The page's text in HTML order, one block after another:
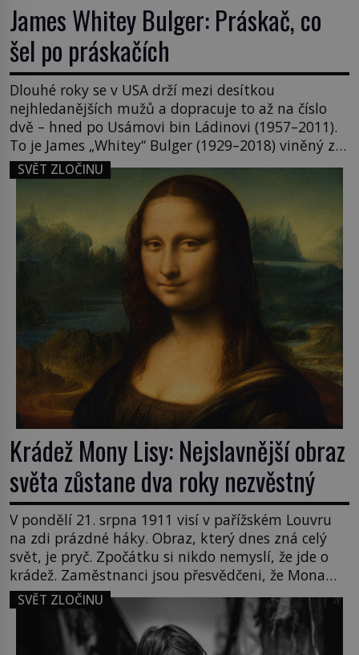
James Whitey Bulger: Práskač, co
šel po práskačích
Dlouhé roky se v USA drží mezi desítkou
nejhledanějších mužů a dopracuje to až na číslo
dvě – hned po Usámovi bin Ládinovi (1957–2011).
To je James „Whitey“ Bulger (1929–2018) viněný ze
spoluúčasti na 19 vraždách, vydírání a lichvy. A
samozřejmě, krom toho je ještě drogový dealer,
který neváhá odstranit z cesty všechny práskače,
zatímco […]
SVĚT ZLOČINU
Krádež Mony Lisy: Nejslavnější obraz
světa zůstane dva roky nezvěstný
V pondělí 21. srpna 1911 visí v pařížském Louvru
na zdi prázdné háky. Obraz, který dnes zná celý
svět, je pryč. Zpočátku si nikdo nemyslí, že jde o
krádež. Zaměstnanci jsou přesvědčeni, že Mona
Lisa je jen v restaurátorské dílně nebo u fotografa.
Když se ukáže pravda, propukne jeden z největších
honů na zloděje v […]
SVĚT ZLOČINU